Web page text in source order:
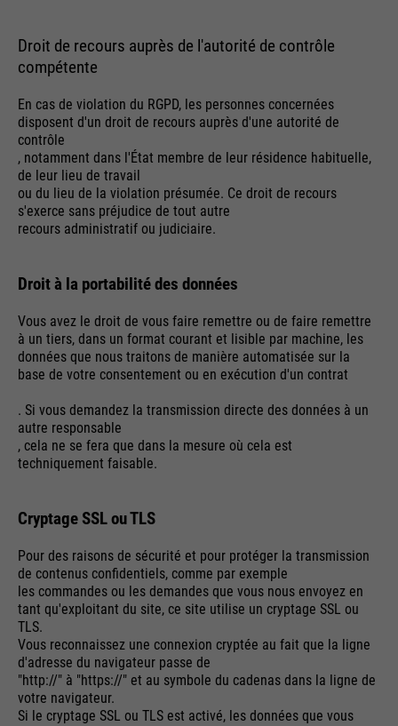
Droit de recours auprès de l'autorité de contrôle
compétente
En cas de violation du RGPD, les personnes concernées
disposent d'un droit de recours auprès d'une autorité de
contrôle
, notamment dans l'État membre de leur résidence habituelle,
de leur lieu de travail
ou du lieu de la violation présumée. Ce droit de recours
s'exerce sans préjudice de tout autre
recours administratif ou judiciaire.
Droit à la portabilité des données
Vous avez le droit de vous faire remettre ou de faire remettre
à un tiers, dans un format courant et lisible par machine, les
données que nous traitons de manière automatisée sur la
base de votre consentement ou en exécution d'un contrat
. Si vous demandez la transmission directe des données à un
autre responsable
, cela ne se fera que dans la mesure où cela est
techniquement faisable.
Cryptage SSL ou TLS
Pour des raisons de sécurité et pour protéger la transmission
de contenus confidentiels, comme par exemple
les commandes ou les demandes que vous nous envoyez en
tant qu'exploitant du site, ce site utilise un cryptage SSL ou
TLS.
Vous reconnaissez une connexion cryptée au fait que la ligne
d'adresse du navigateur passe de
"http://" à "https://" et au symbole du cadenas dans la ligne de
votre navigateur.
Si le cryptage SSL ou TLS est activé, les données que vous